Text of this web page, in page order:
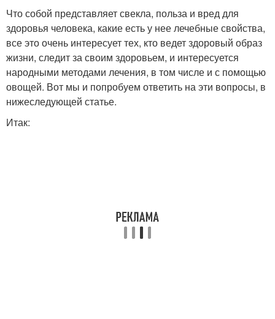
Что собой представляет свекла, польза и вред для
здоровья человека, какие есть у нее лечебные свойства,
все это очень интересует тех, кто ведет здоровый образ
жизни, следит за своим здоровьем, и интересуется
народными методами лечения, в том числе и с помощью
овощей. Вот мы и попробуем ответить на эти вопросы, в
нижеследующей статье.
Итак: